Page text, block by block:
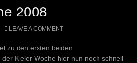
2008
LEAVE A COMMENT
zu den ersten beiden
Kieler Woche hier nun noch schnell